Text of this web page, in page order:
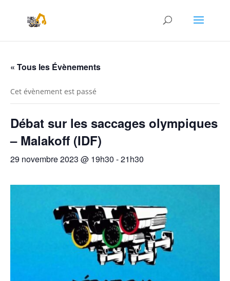
« Tous les Évènements
Cet évènement est passé
Débat sur les saccages olympiques
– Malakoff (IDF)
29 novembre 2023 @ 19h30 -21h30